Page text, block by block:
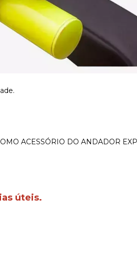
ACESSÓRIO DO ANDADOR
úteis.